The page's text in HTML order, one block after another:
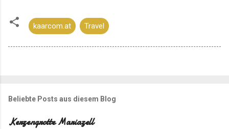
kaarcom.at Travel
Beliebte Posts aus diesem Blog
Kerzengrotte Mariazell